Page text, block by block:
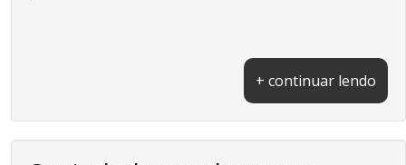
+ continuar lendo